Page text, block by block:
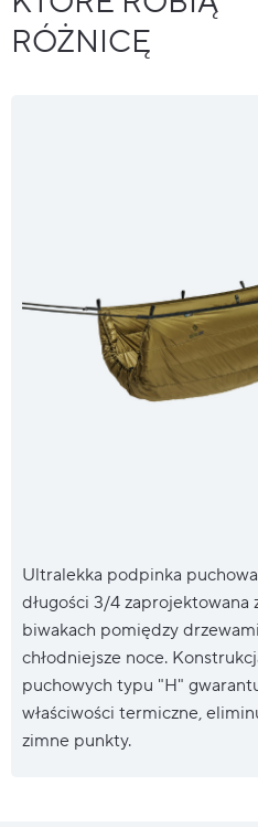
RÓŻNICĘ
Ultralekka podpinka
długości 3/4 zaprojektowana
biwakach pomiędzy
chłodniejsze noce.
puchowych typu "H"
właściwości termiczne,
zimne punkty.